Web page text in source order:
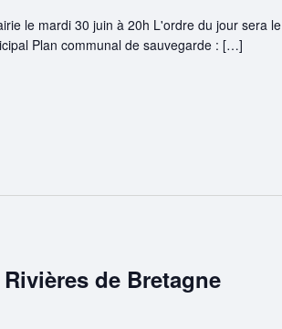
le mardi 30 juin à 20h L'ordre du jour sera le
Plan communal de sauvegarde : […]
de Bretagne